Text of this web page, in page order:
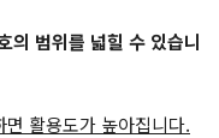
의 범위를 넓힐 수 있습니
활용도가 높아집니다.